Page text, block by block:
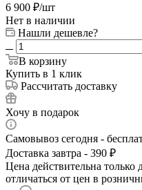
6 900 ₽/шт
Нет в наличии
Нашли дешевле?
В корзину
Купить в 1 клик
Рассчитать доставку
Хочу в подарок
Самовывоз сегодня -
Доставка завтра - 390 ₽
Цена действительна только
отличаться от цен в